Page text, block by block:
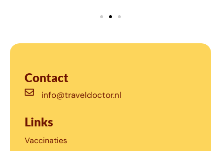
Contact
info@traveldoctor.nl
Links
Vaccinaties